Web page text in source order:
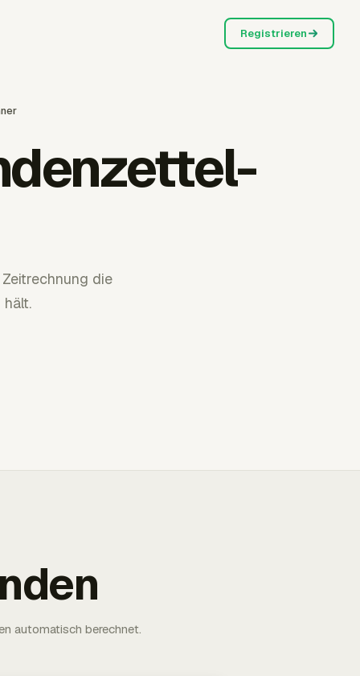
Registrieren
die
automatisch berechnet.